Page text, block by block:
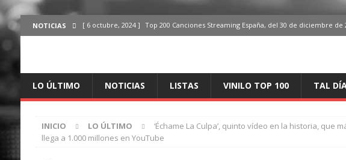
NOTICIAS [ 6 octubre, 2024 ] Top 200 Canciones Streaming España, del 30 de diciembre de
ÚLTIMO
ÚLTIMO
LO ÚLTIMO NOTICIAS LISTAS VINILO TOP 100 TAL
INICIO LO ÚLTIMO
‘Échame La Culpa’, quinto vídeo en la historia, que
llega a 1.000 millones en YouTube